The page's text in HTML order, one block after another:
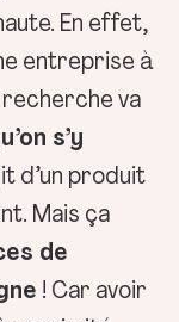
En effet,
entreprise à
recherche va
s’y
d’un produit
Mais ça
de
! Car avoir